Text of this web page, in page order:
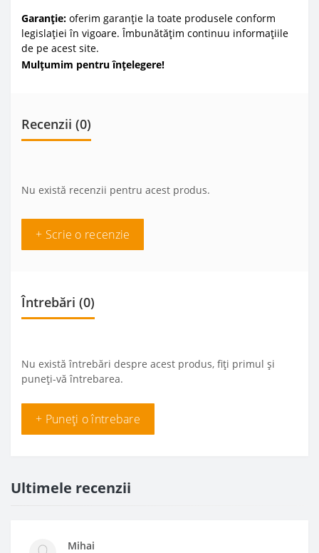
Garanție: oferim garanție la toate produsele conform
legislației în vigoare. Îmbunătățim continuu informațiile
de pe acest site.
Mulțumim pentru înțelegere!
Recenzii (0)
Nu există recenzii pentru acest produs.
+ Scrie o recenzie
Întrebări (0)
Nu există întrebări despre acest produs, fiți primul și
puneți-vă întrebarea.
+ Puneți o întrebare
Ultimele recenzii
Mihai